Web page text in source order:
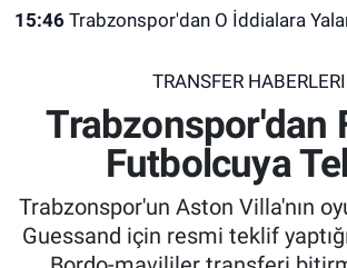
15:46 Trabzonspor'dan O İddialara
TRANSFER HABERLERI
Trabzonspor'dan
Futbolcuya
Trabzonspor'un Aston Villa'nın
Guessand için resmi teklif
KULİS MEYDANI
1461 TRABZON
Son Dakika Haberleri
Haber Arşivi